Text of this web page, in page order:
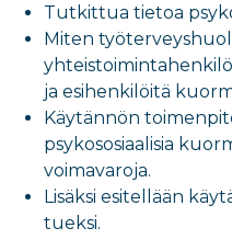
Tutkittua tietoa
Miten
ja esihenkilöitä
Käytännön
psykososiaalisia
voimavaroja.
Lisäksi esitellään
tueksi.